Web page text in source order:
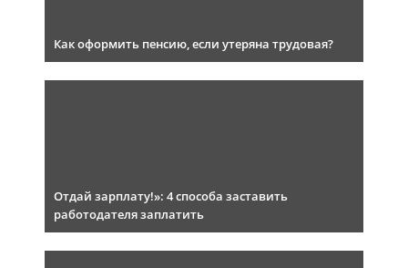
Как оформить пенсию, если утеряна трудовая?
Отдай зарплату!»: 4 способа заставить
работодателя заплатить